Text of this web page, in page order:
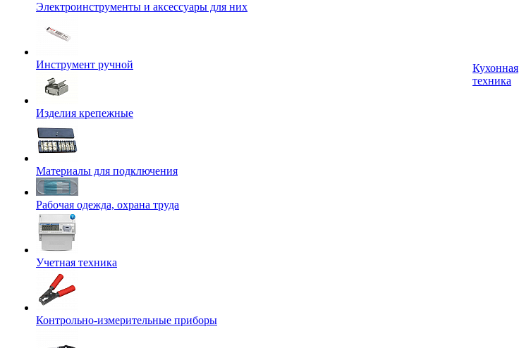
Электроинструменты и аксессуары для них
Инструмент ручной
Изделия крепежные
Материалы для подключения
Рабочая одежда, охрана труда
Учетная техника
Контрольно-измерительные приборы
Кухонная
техника